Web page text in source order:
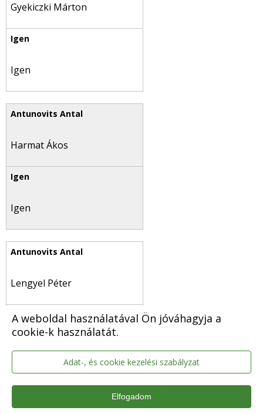
A weboldal használatával Ön jóváhagyja a
cookie-k használatát.
Adat-, és cookie kezelési szabályzat
Elfogadom
Gyekiczki Márton
Igen
Harmat Ákos
Igen
Lengyel Péter